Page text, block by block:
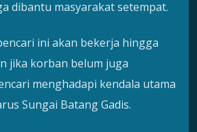
dibantu masyarakat setempat.
ini akan bekerja hingga
jika korban belum juga
menghadapi kendala utama
Sungai Batang Gadis.